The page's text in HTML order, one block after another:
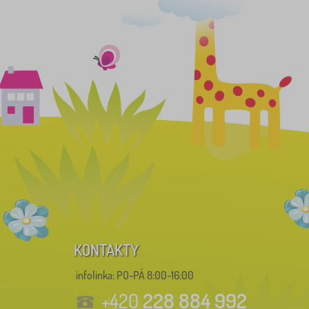
KONTAKTY
infolinka: PO-PÁ 8:00-16:00
+420 228 884 992